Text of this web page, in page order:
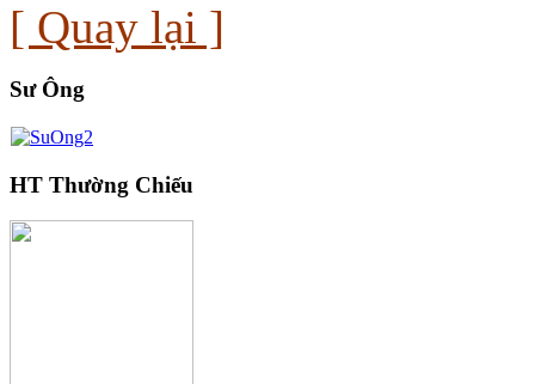
[ Quay lại ]
Sư Ông
HT Thường Chiếu